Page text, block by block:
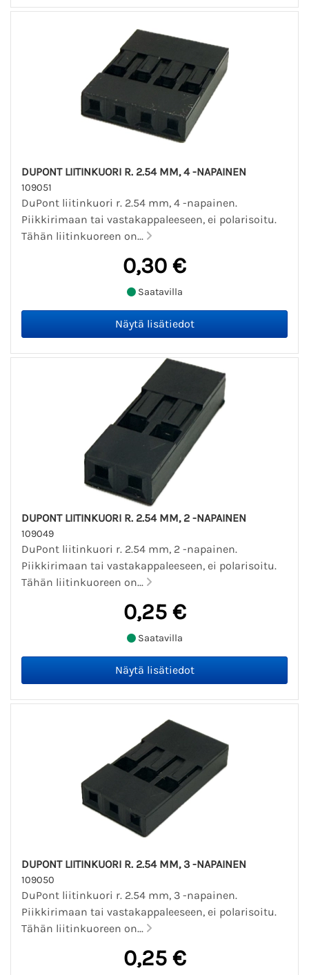
DUPONT LIITINKUORI R. 2.54 MM, 4 -NAPAINEN
109051
DuPont liitinkuori r. 2.54 mm, 4 -napainen.
Piikkirimaan tai vastakappaleeseen, ei polarisoitu.
Tähän liitinkuoreen on...
0,30 €
Saatavilla
DUPONT LIITINKUORI R. 2.54 MM, 2 -NAPAINEN
109049
DuPont liitinkuori r. 2.54 mm, 2 -napainen.
Piikkirimaan tai vastakappaleeseen, ei polarisoitu.
Tähän liitinkuoreen on...
0,25 €
Saatavilla
DUPONT LIITINKUORI R. 2.54 MM, 3 -NAPAINEN
109050
DuPont liitinkuori r. 2.54 mm, 3 -napainen.
Piikkirimaan tai vastakappaleeseen, ei polarisoitu.
Tähän liitinkuoreen on...
0,25 €